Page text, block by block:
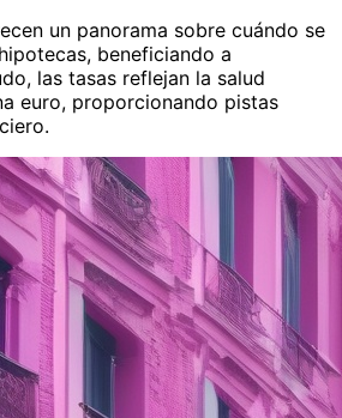
un panorama sobre cuándo se
beneficiando a
las tasas reflejan la salud
euro, proporcionando pistas